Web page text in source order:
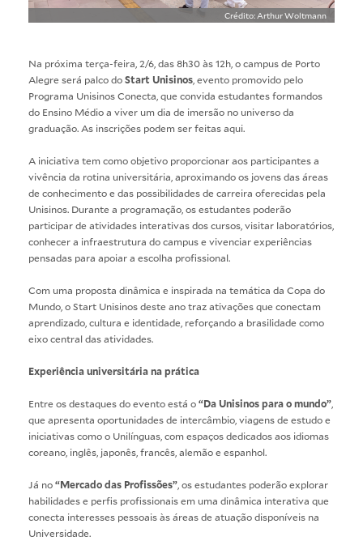
Crédito: Arthur Woltmann
Na próxima terça-feira, 2/6, das 8h30 às 12h, o campus de Porto
Alegre será palco doStart Unisinos, evento promovido pelo
Programa Unisinos Conecta, que convida estudantes formandos
do Ensino Médio a viver um dia de imersão no universo da
graduação. As inscrições podem ser feitasaqui.
A iniciativa tem como objetivo proporcionar aos participantes a
vivência da rotina universitária, aproximando os jovens das áreas
de conhecimento e das possibilidades de carreira oferecidas pela
Unisinos. Durante a programação, os estudantes poderão
participar de atividades interativas dos cursos, visitar laboratórios,
conhecer a infraestrutura do campus e vivenciar experiências
pensadas para apoiar a escolha profissional.
Com uma proposta dinâmica e inspirada na temática da Copa do
Mundo, o Start Unisinos deste ano traz ativações que conectam
aprendizado, cultura e identidade, reforçando a brasilidade como
eixo central das atividades.
Experiência universitária na prática
Entre os destaques do evento está o“Da Unisinos para o mundo”,
que apresenta oportunidades de intercâmbio, viagens de estudo e
iniciativas como o Unilínguas, com espaços dedicados aos idiomas
coreano, inglês, japonês, francês, alemão e espanhol.
Já no“Mercado das Profissões”, os estudantes poderão explorar
habilidades e perfis profissionais em uma dinâmica interativa que
conecta interesses pessoais às áreas de atuação disponíveis na
Universidade.